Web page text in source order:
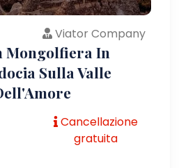
Viator Company
Mongolfiera In
Sulla Valle
Cancellazione
gratuita